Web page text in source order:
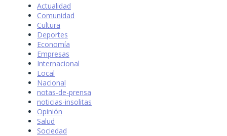
Actualidad
Comunidad
Cultura
Deportes
Economía
Empresas
Internacional
Local
Nacional
notas-de-prensa
noticias-insolitas
Opinión
Salud
Sociedad